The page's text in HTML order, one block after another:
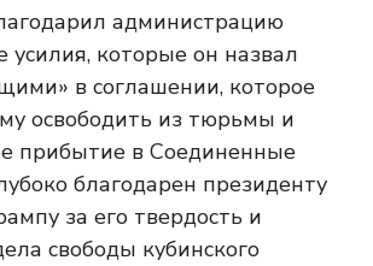
администрацию
усилия, которые он назвал
в соглашении, которое
освободить из тюрьмы и
прибытие в Соединенные
благодарен президенту
за его твердость и
свободы кубинского